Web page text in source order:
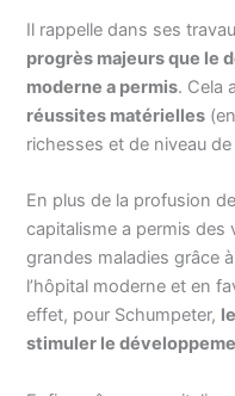
Il rappelle dans ses
progrès majeurs que le
moderne a permis. Cela
réussites matérielles
richesses et de niveau
En plus de la profusion
capitalisme a permis des
grandes maladies grâce
l’hôpital moderne et en
effet, pour Schumpeter,
stimuler le